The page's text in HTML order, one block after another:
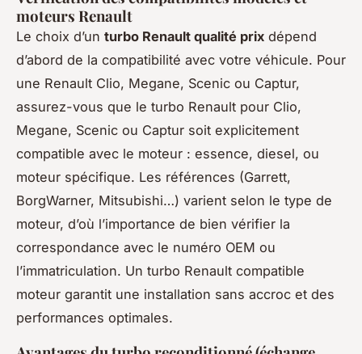
moteurs Renault
Le choix d’un turbo Renault qualité prix dépend
d’abord de la compatibilité avec votre véhicule. Pour
une Renault Clio, Megane, Scenic ou Captur,
assurez-vous que le turbo Renault pour Clio,
Megane, Scenic ou Captur soit explicitement
compatible avec le moteur : essence, diesel, ou
moteur spécifique. Les références (Garrett,
BorgWarner, Mitsubishi…) varient selon le type de
moteur, d’où l’importance de bien vérifier la
correspondance avec le numéro OEM ou
l’immatriculation. Un turbo Renault compatible
moteur garantit une installation sans accroc et des
performances optimales.